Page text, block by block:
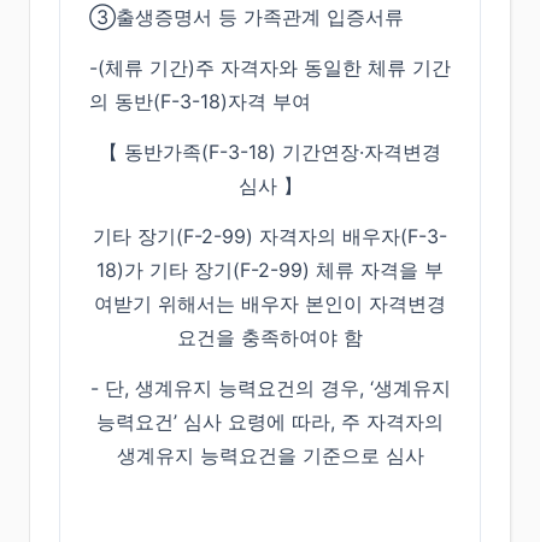
③출생증명서 등 가족관계 입증서류
-(체류 기간)주 자격자와 동일한 체류 기간
의 동반(F-3-18)자격 부여
【 동반가족(F-3-18) 기간연장·자격변경
심사 】
기타 장기(F-2-99) 자격자의 배우자(F-3-
18)가 기타 장기(F-2-99) 체류 자격을 부
여받기 위해서는 배우자 본인이 자격변경
요건을 충족하여야 함
- 단, 생계유지 능력요건의 경우, ‘생계유지
능력요건’ 심사 요령에 따라, 주 자격자의
생계유지 능력요건을 기준으로 심사